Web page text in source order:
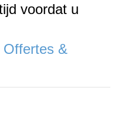
voordat u
Offertes &